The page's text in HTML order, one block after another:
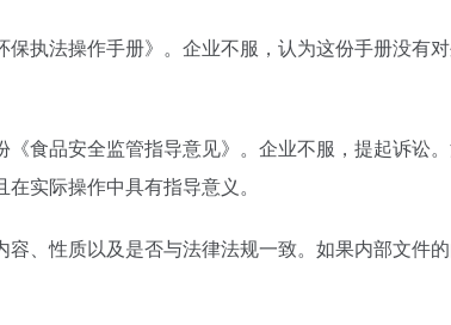
执法操作手册》。企业不服，认为这份手册没有
食品安全监管指导意见》。企业不服，提起诉讼
实际操作中具有指导意义。
、性质以及是否与法律法规一致。如果内部文件